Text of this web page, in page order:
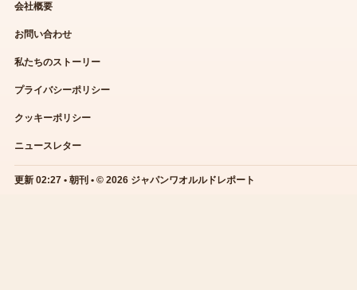
会社概要
お問い合わせ
私たちのストーリー
プライバシーポリシー
クッキーポリシー
ニュースレター
更新 02:27 • 朝刊 • © 2026 ジャパンワオルルドレポート